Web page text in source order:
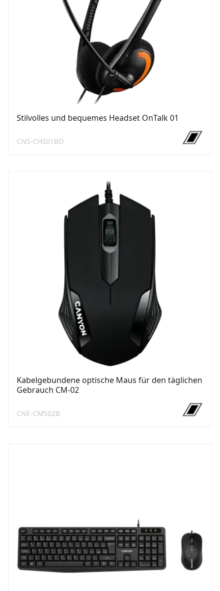
Stilvolles und bequemes Headset OnTalk 01
CNS-CHS01BO
Kabelgebundene optische Maus für den täglichen
Gebrauch CM-02
CNE-CMS02B